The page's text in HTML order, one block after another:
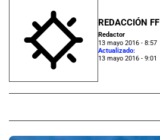
REDACCIÓN FF
Redactor
13 mayo 2016 - 8:57
Actualizado:
13 mayo 2016 - 9:01